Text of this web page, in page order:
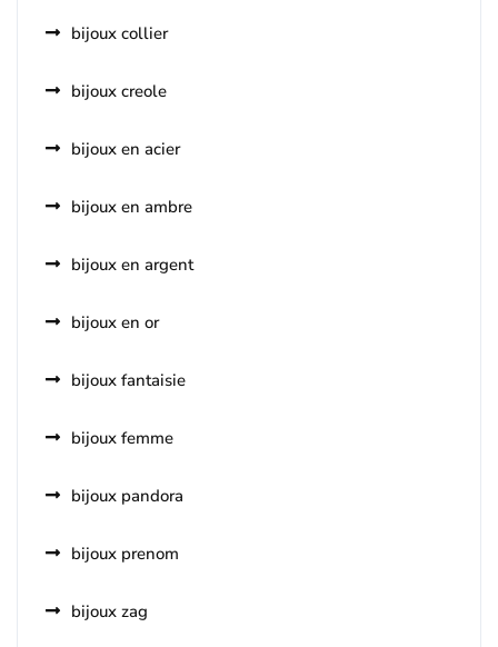
bijoux collier
bijoux creole
bijoux en acier
bijoux en ambre
bijoux en argent
bijoux en or
bijoux fantaisie
bijoux femme
bijoux pandora
bijoux prenom
bijoux zag